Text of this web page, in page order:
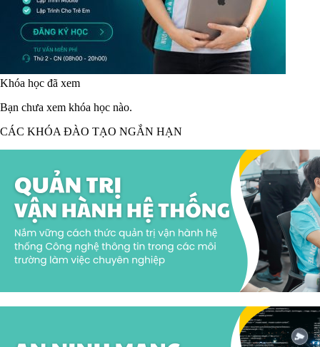
Khóa học đã xem
Bạn chưa xem khóa học nào.
CÁC KHÓA ĐÀO TẠO NGẮN HẠN